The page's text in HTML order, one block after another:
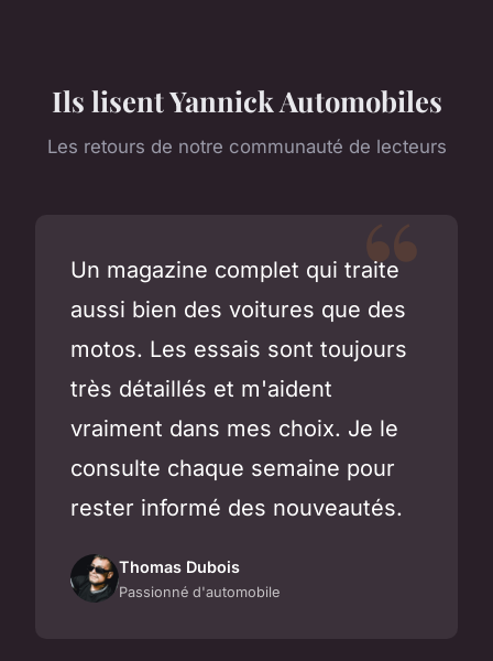
Ils lisent Yannick Automobiles
Les retours de notre communauté de lecteurs
Un magazine complet qui traite
aussi bien des voitures que des
motos. Les essais sont toujours
très détaillés et m'aident
vraiment dans mes choix. Je le
consulte chaque semaine pour
rester informé des nouveautés.
Thomas Dubois
Passionné d'automobile